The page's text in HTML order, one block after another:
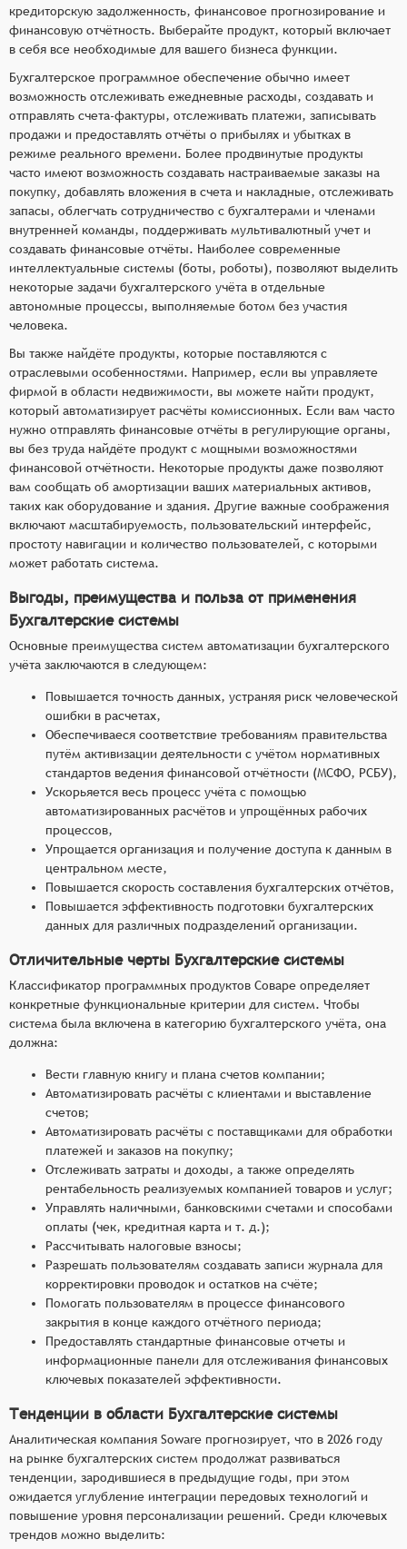
кредиторскую задолженность, финансовое прогнозирование и
финансовую отчётность. Выберайте продукт, который включает
в себя все необходимые для вашего бизнеса функции.
Бухгалтерское программное обеспечение обычно имеет
возможность отслеживать ежедневные расходы, создавать и
отправлять счета-фактуры, отслеживать платежи, записывать
продажи и предоставлять отчёты о прибылях и убытках в
режиме реального времени. Более продвинутые продукты
часто имеют возможность создавать настраиваемые заказы на
покупку, добавлять вложения в счета и накладные, отслеживать
запасы, облегчать сотрудничество с бухгалтерами и членами
внутренней команды, поддерживать мультивалютный учет и
создавать финансовые отчёты. Наиболее современные
интеллектуальные системы (боты, роботы), позволяют выделить
некоторые задачи бухгалтерского учёта в отдельные
автономные процессы, выполняемые ботом без участия
человека.
Вы также найдёте продукты, которые поставляются с
отраслевыми особенностями. Например, если вы управляете
фирмой в области недвижимости, вы можете найти продукт,
который автоматизирует расчёты комиссионных. Если вам часто
нужно отправлять финансовые отчёты в регулирующие органы,
вы без труда найдёте продукт с мощными возможностями
финансовой отчётности. Некоторые продукты даже позволяют
вам сообщать об амортизации ваших материальных активов,
таких как оборудование и здания. Другие важные соображения
включают масштабируемость, пользовательский интерфейс,
простоту навигации и количество пользователей, с которыми
может работать система.
Выгоды, преимущества и польза от применения
Бухгалтерские системы
Основные преимущества систем автоматизации бухгалтерского
учёта заключаются в следующем:
Повышается точность данных, устраняя риск человеческой
ошибки в расчетах,
Обеспечиваеся соответствие требованиям правительства
путём активизации деятельности с учётом нормативных
стандартов ведения финансовой отчётности (МСФО, РСБУ),
Ускорьяется весь процесс учёта с помощью
автоматизированных расчётов и упрощённых рабочих
процессов,
Упрощается организация и получение доступа к данным в
центральном месте,
Повышается скорость составления бухгалтерских отчётов,
Повышается эффективность подготовки бухгалтерских
данных для различных подразделений организации.
Отличительные черты Бухгалтерские системы
Классификатор программных продуктов Соваре определяет
конкретные функциональные критерии для систем. Чтобы
система была включена в категорию бухгалтерского учёта, она
должна:
Вести главную книгу и плана счетов компании;
Автоматизировать расчёты с клиентами и выставление
счетов;
Автоматизировать расчёты с поставщиками для обработки
платежей и заказов на покупку;
Отслеживать затраты и доходы, а также определять
рентабельность реализуемых компанией товаров и услуг;
Управлять наличными, банковскими счетами и способами
оплаты (чек, кредитная карта и т. д.);
Рассчитывать налоговые взносы;
Разрешать пользователям создавать записи журнала для
корректировки проводок и остатков на счёте;
Помогать пользователям в процессе финансового
закрытия в конце каждого отчётного периода;
Предоставлять стандартные финансовые отчеты и
информационные панели для отслеживания финансовых
ключевых показателей эффективности.
Тенденции в области Бухгалтерские системы
Аналитическая компания Soware прогнозирует, что в 2026 году
на рынке бухгалтерских систем продолжат развиваться
тенденции, зародившиеся в предыдущие годы, при этом
ожидается углубление интеграции передовых технологий и
повышение уровня персонализации решений. Среди ключевых
трендов можно выделить: